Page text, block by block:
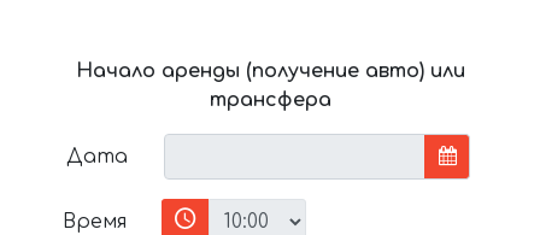
Начало аренды (получение авто) или
трансфера
Дата
Время